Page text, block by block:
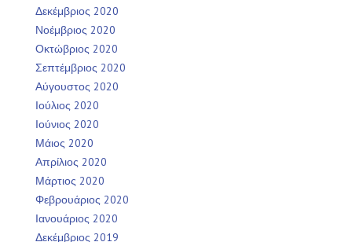
Δεκέμβριος 2020
Νοέμβριος 2020
Οκτώβριος 2020
Σεπτέμβριος 2020
Αύγουστος 2020
Ιούλιος 2020
Ιούνιος 2020
Μάιος 2020
Απρίλιος 2020
Μάρτιος 2020
Φεβρουάριος 2020
Ιανουάριος 2020
Δεκέμβριος 2019